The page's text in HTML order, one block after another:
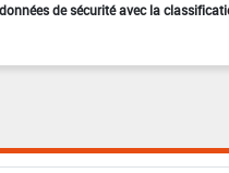
de sécurité avec la